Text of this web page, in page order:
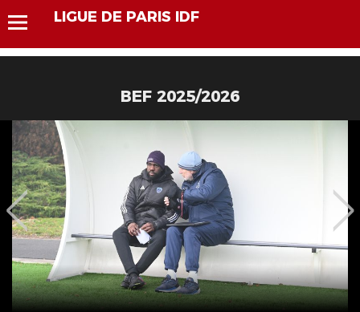
LIGUE DE PARIS IDF
BEF 2025/2026